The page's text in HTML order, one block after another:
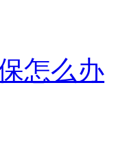
怎么办